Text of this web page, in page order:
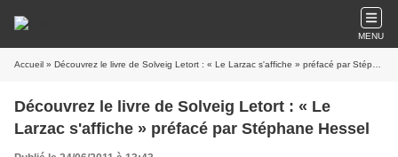
MENU
Accueil » Découvrez le livre de Solveig Letort : « Le Larzac s'affiche » préfacé par Stéphane Hessel
Découvrez le livre de Solveig Letort : « Le
Larzac s'affiche » préfacé par Stéphane Hessel